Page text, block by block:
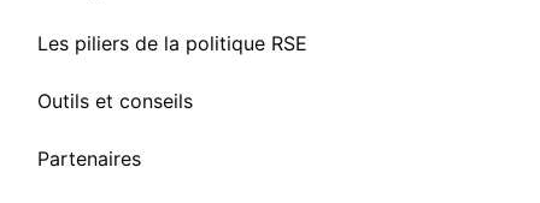
Les piliers de la politique RSE
Outils et conseils
Partenaires